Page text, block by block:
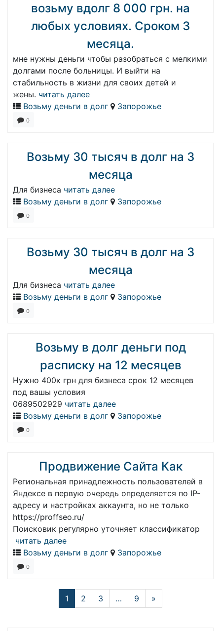
возьму вдолг 8 000 грн. на
любых условиях. Сроком 3
месяца.
мне нужны деньги чтобы разобраться с мелкими
долгами после больницы. И выйти на
стабильность в жизни для своих детей и
жены. читать далее
Возьму деньги в долг
Запорожье
0
Возьму 30 тысяч в долг на 3
месяца
Для бизнеса читать далее
Возьму деньги в долг
Запорожье
0
Возьму 30 тысяч в долг на 3
месяца
Для бизнеса читать далее
Возьму деньги в долг
Запорожье
0
Возьму в долг деньги под
расписку на 12 месяцев
Нужно 400к грн для бизнеса срок 12 месяцев
под вашы условия
0689502929 читать далее
Возьму деньги в долг
Запорожье
0
Продвижение Сайта Как
Региональная принадлежность пользователей в
Яндексе в первую очередь определяется по IP-
адресу и настройках аккаунта, но не только
https://proffseo.ru/
Поисковик регулярно уточняет классификатор
читать далее
Возьму деньги в долг
Запорожье
0
1 2 3 … 9 »